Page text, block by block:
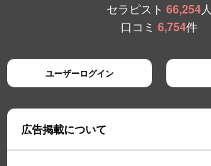
セラピスト 66,254人
口コミ 6,754件
ユーザーログイン
広告掲載について